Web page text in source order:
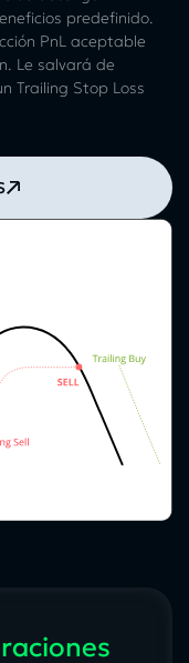
predefinido.
PnL aceptable
Le salvará de
Trailing Stop Loss